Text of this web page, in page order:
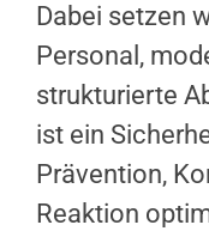
Dabei setzen
Personal,
strukturierte
ist ein
Prävention,
Reaktion